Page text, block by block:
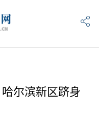
尔滨新区跻身